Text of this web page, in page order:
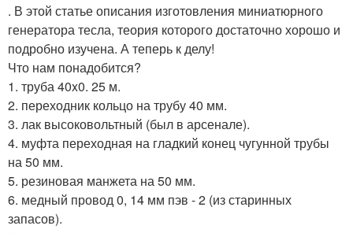
. В этой статье описания изготовления миниатюрного
генератора тесла, теория которого достаточно хорошо и
подробно изучена. А теперь к делу!
Что нам понадобится?
1. труба 40x0. 25 м.
2. переходник кольцо на трубу 40 мм.
3. лак высоковольтный (был в арсенале).
4. муфта переходная на гладкий конец чугунной трубы
на 50 мм.
5. резиновая манжета на 50 мм.
6. медный провод 0, 14 мм пэв - 2 (из старинных
запасов).